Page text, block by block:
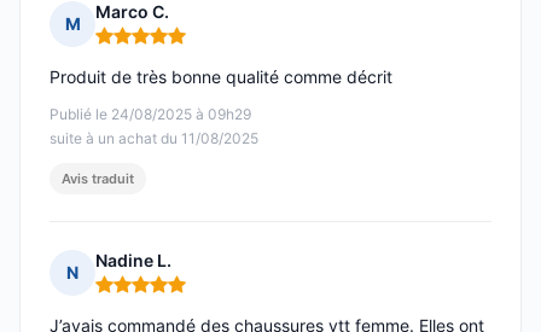
M
Marco C.
Note : 5 sur 5
Publié le 24/08/2025 à 09h29
suite à un achat du 11/08/2025
Produit de très bonne qualité comme décrit
Avis traduit
N
Nadine L.
Note : 5 sur 5
J’avais commandé des chaussures vtt femme. Elles ont